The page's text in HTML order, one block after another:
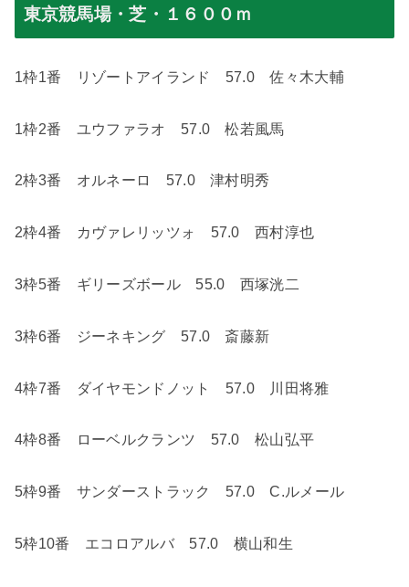
東京競馬場・芝・１６００ｍ
1枠1番 リゾートアイランド 57.0 佐々木大輔
1枠2番 ユウファラオ 57.0 松若風馬
2枠3番 オルネーロ 57.0津村明秀
2枠4番 カヴァレリッツォ 57.0 西村淳也
3枠5番 ギリーズボール 55.0 西塚洸二
3枠6番 ジーネキング 57.0 斎藤新
4枠7番 ダイヤモンドノット 57.0 川田将雅
4枠8番 ローベルクランツ 57.0 松山弘平
5枠9番 サンダーストラック 57.0 C.ルメール
5枠10番 エコロアルバ 57.0 横山和生